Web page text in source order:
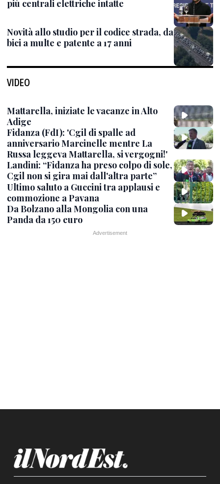
più centrali elettriche intatte
Novità allo studio per il codice strada, da
bici a multe e patente a 17 anni
VIDEO
Mattarella, iniziate le vacanze in Alto
Adige
Fidanza (FdI): 'Cgil di spalle ad
anniversario Marcinelle mentre La
Russa leggeva Mattarella, si vergogni!'
Landini: “Fidanza ha preso colpo di sole,
Cgil non si gira mai dall'altra parte”
Ultimo saluto a Guccini tra applausi e
commozione a Pavana
Da Bolzano alla Mongolia con una
Panda da 150 euro